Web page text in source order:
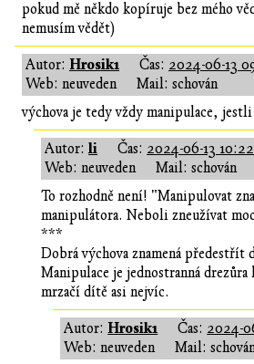
pokud mě někdo kopíruje bez mého
nemusím vědět)
Autor: Hrosik1 Čas: 2024-06-13
Web: neuveden
Mail: schován
výchova je tedy vždy manipulace, jestli
Autor:li Čas: 2024-06-13
Web: neuveden
Mail: schován
To rozhodně není! "Manipulovat
manipulátora. Neboli zneužívat
***
Dobrá výchova znamená
Manipulace je jednostranná
mrzačí dítě asi nejvíc.
Autor:Hrosik1 Čas: 2024-
Web: neuveden
Mail: